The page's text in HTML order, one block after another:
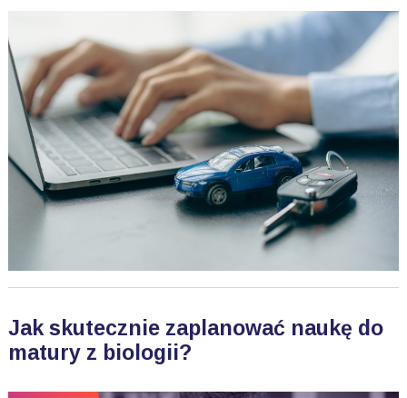
Jak skutecznie zaplanować naukę do
matury z biologii?